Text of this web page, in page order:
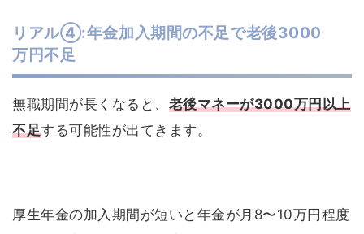
リアル④:年金加入期間の不足で老後3000
万円不足
無職期間が長くなると、 老後マネーが3000万円以上
不足する可能性が出てきます。
厚生年金の加入期間が短いと年金が月8〜10万円程度